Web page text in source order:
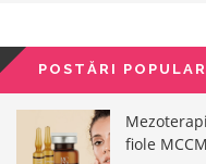
POSTĂRI
fiole MCCM